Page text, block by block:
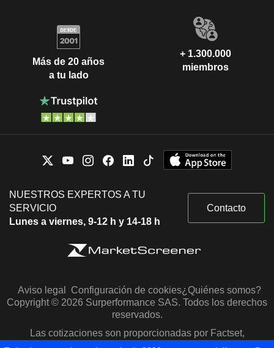
Más de 20 años
a tu lado
+ 1.300.000
miembros
NUESTROS EXPERTOS A TU
SERVICIO
Lunes a viernes, 9-12 h y 14-18 h
Contacto
Aviso legal Configuración de cookies¿Quiénes somos?
Copyright © 2026 Surperformance SAS. Todos los derechos
reservados.
Las cotizaciones son proporcionadas por Factset,
Morningstar y S&P Capital IQ